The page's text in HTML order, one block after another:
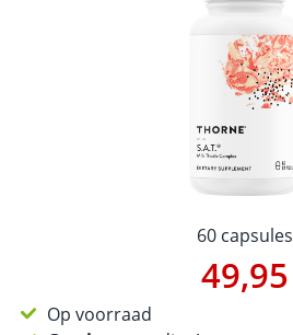
60 capsules
49,95
Op voorraad